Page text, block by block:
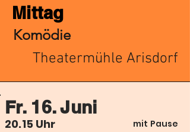
Mittag
Komödie
Theatermühle Arisdorf
Fr. 16. Juni
20.15 Uhr mit Pause